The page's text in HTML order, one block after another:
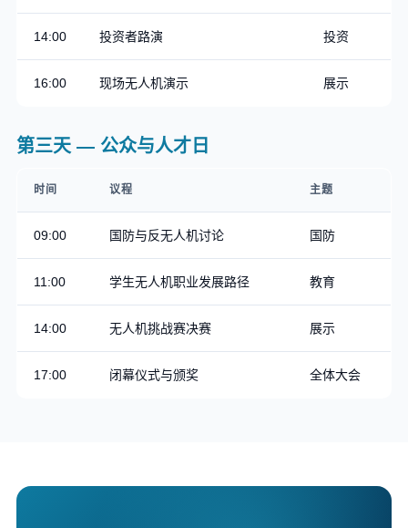
14:00 投资者路演 投资
16:00 现场无人机演示 展示
第三天 — 公众与人才日
时间 议程 主题
09:00 国防与反无人机讨论 国防
11:00 学生无人机职业发展路径 教育
14:00 无人机挑战赛决赛 展示
17:00 闭幕仪式与颁奖 全体大会